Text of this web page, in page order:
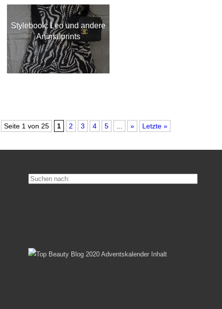
Stylebook: Leo und andere
Animalprints
Seite 1 von 25 1 2 3 4 5 » Letzte »